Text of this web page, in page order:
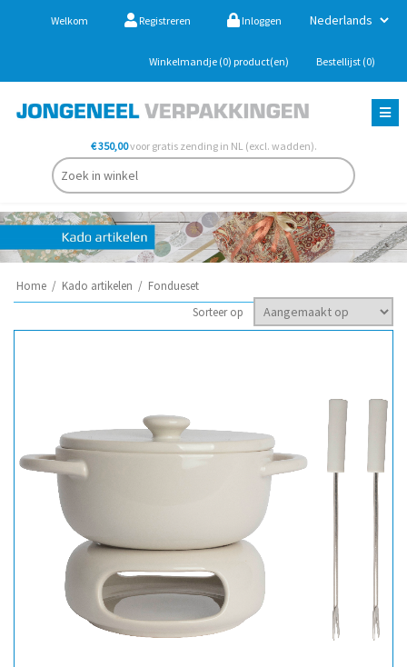
Welkom Registreren Inloggen
Winkelmandje (0) product(en) Bestellijst (0)
€ 350,00voor gratis zending in NL (excl. wadden).
Home / Kado artikelen / Fondueset
Sorteer op